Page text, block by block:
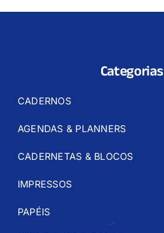
Categorias
CADERNOS
AGENDAS & PLANNERS
CADERNETAS & BLOCOS
IMPRESSOS
PAPÉIS